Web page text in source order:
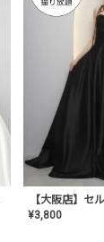
¥3,800